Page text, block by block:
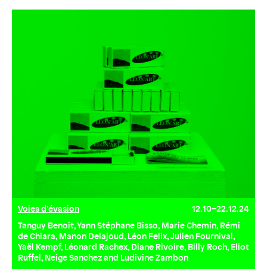
Voies d’évasion
12.10–22.12.24
Tanguy Benoit, Yann Stéphane Bisso, Marie Chemin, Rémi
de Chiara, Manon Delajoud, Léon Felix, Julien Fournival,
Yaël Kempf, Léonard Rachex, Diane Rivoire, Billy Roch, Eliot
Ruffel, Neige Sanchez and Ludivine Zambon